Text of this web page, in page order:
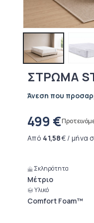
ΣΤΡΩΜΑ
Άνεση που
499 €
Από 41,58€ / μήνα
Σκληρότητα
Μέτριο
Υλικό
Comfort Foam™